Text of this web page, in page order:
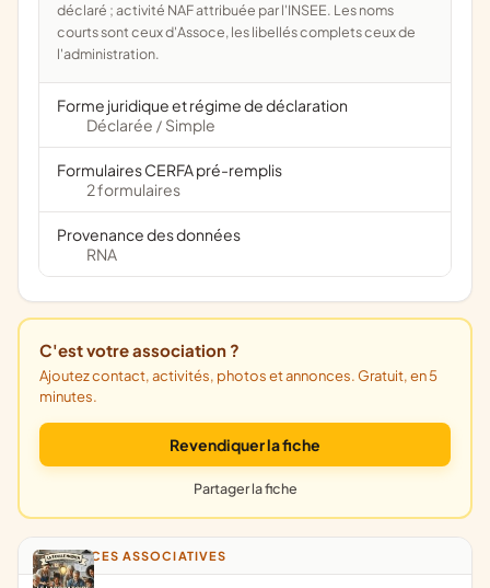
déclaré ; activité NAF attribuée par l'INSEE. Les noms
courts sont ceux d'Assoce, les libellés complets ceux de
l'administration.
Forme juridique et régime de déclaration
Déclarée / Simple
Formulaires CERFA pré-remplis
2 formulaires
Provenance des données
RNA
C'est votre association ?
Ajoutez contact, activités, photos et annonces. Gratuit, en 5
minutes.
Revendiquer la fiche
Partager la fiche
ANNONCES ASSOCIATIVES